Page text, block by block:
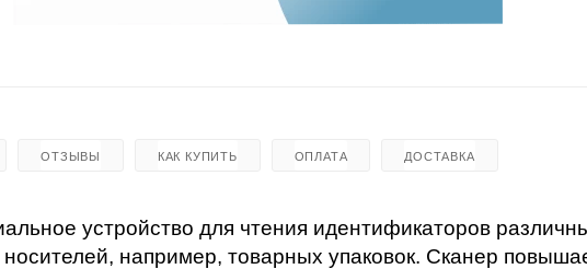
ОТЗЫВЫ КАК КУПИТЬ ОПЛАТА ДОСТАВКА
устройство для чтения идентификаторов
например, товарных упаковок. Сканер